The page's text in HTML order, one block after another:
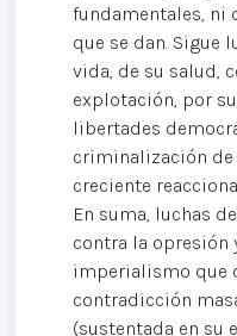
fundamentales, ni
que se dan. Sigue
vida, de su salud,
explotación, por
libertades
criminalización de
creciente
En suma, luchas
contra la opresión
imperialismo que
contradicción
(sustentada en su